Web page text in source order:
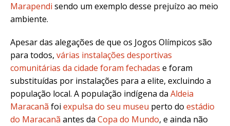
Marapendi sendo um exemplo desse prejuízo ao meio
ambiente.
Apesar das alegações de que os Jogos Olímpicos são
para todos, várias instalações desportivas
comunitárias da cidade foram fechadas e foram
substituídas por instalações para a elite, excluindo a
população local. A população indígena da Aldeia
Maracanã foi expulsa do seu museu perto do estádio
do Maracanã antes da Copa do Mundo, e ainda não